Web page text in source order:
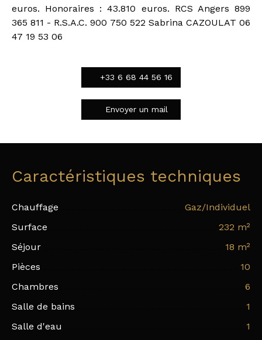
euros. Honoraires : 43.810 euros. RCS Angers 899
365 811 - R.S.A.C. 900 750 522 Sabrina CAZOULAT 06
47 19 53 06
+33 6 68 44 56 16
Envoyer un mail
Caractéristiques techniques
Chauffage
Gaz/Individuel
Surface
232 m²
Séjour
18 m²
Pièces
10
Chambres
6
Salle de bains
1
Salle d'eau
1